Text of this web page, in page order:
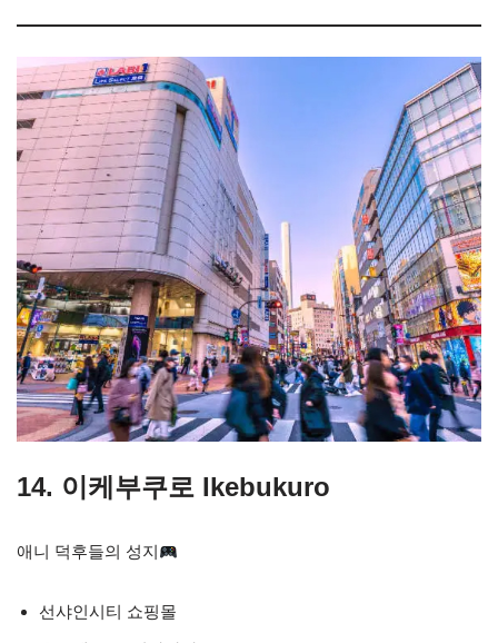
14. 이케부쿠로 Ikebukuro
애니 덕후들의 성지
선샤인시티 쇼핑몰